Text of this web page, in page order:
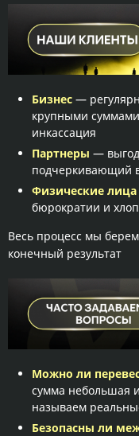
Бизнес —
крупными
инкассация
Партнеры —
подчеркивающий
Физические лица
бюрократии и
Весь процесс мы
конечный результат
Можно ли
сумма небольшая
называем
Безопасны ли